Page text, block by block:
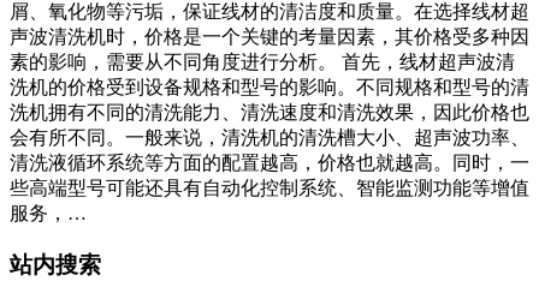
屑、氧化物等污垢，保证线材的清洁度和质量。在选择线材超
声波清洗机时，价格是一个关键的考量因素，其价格受多种因
素的影响，需要从不同角度进行分析。 首先，线材超声波清
洗机的价格受到设备规格和型号的影响。不同规格和型号的清
洗机拥有不同的清洗能力、清洗速度和清洗效果，因此价格也
会有所不同。一般来说，清洗机的清洗槽大小、超声波功率、
清洗液循环系统等方面的配置越高，价格也就越高。同时，一
些高端型号可能还具有自动化控制系统、智能监测功能等增值
服务，…
站内搜索